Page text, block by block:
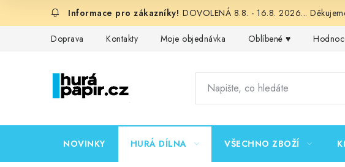
DOVOLENÁ 8.8. - 16.8. 2026...
Doprava Kontakty Moje objednávka Oblíbené ♥️
NOVINKY HURÁ DÍLNA VŠECHNO ZBOŽÍ